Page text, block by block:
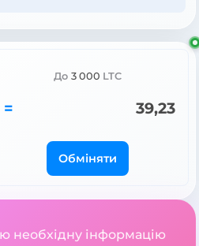
До 3 000 LTC
= 39,23
Обміняти
необхідну інформацію